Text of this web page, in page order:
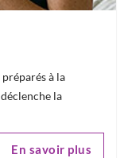
préparés à la
la
En savoir plus